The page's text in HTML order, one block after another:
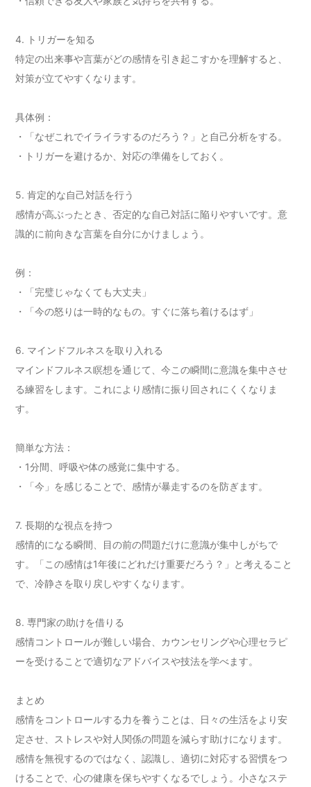
4. トリガーを知る
特定の出来事や言葉がどの感情を引き起こすかを理解すると、
対策が立てやすくなります。
具体例：
・「なぜこれでイライラするのだろう？」と自己分析をする。
・トリガーを避けるか、対応の準備をしておく。
5. 肯定的な自己対話を行う
感情が高ぶったとき、否定的な自己対話に陥りやすいです。意
識的に前向きな言葉を自分にかけましょう。
例：
・「完璧じゃなくても大丈夫」
・「今の怒りは一時的なもの。すぐに落ち着けるはず」
6. マインドフルネスを取り入れる
マインドフルネス瞑想を通じて、今この瞬間に意識を集中させ
る練習をします。これにより感情に振り回されにくくなりま
す。
簡単な方法：
・1分間、呼吸や体の感覚に集中する。
・「今」を感じることで、感情が暴走するのを防ぎます。
7. 長期的な視点を持つ
感情的になる瞬間、目の前の問題だけに意識が集中しがちで
す。「この感情は1年後にどれだけ重要だろう？」と考えること
で、冷静さを取り戻しやすくなります。
8. 専門家の助けを借りる
感情コントロールが難しい場合、カウンセリングや心理セラピ
ーを受けることで適切なアドバイスや技法を学べます。
まとめ
感情をコントロールする力を養うことは、日々の生活をより安
定させ、ストレスや対人関係の問題を減らす助けになります。
感情を無視するのではなく、認識し、適切に対応する習慣をつ
けることで、心の健康を保ちやすくなるでしょう。小さなステ